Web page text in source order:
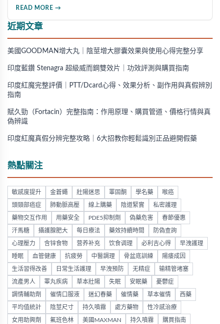
READ MORE →
近期文章
美國GOODMAN增大丸｜陰莖增大膠囊效果與使用心得完整分享
印度藍鑽 Stenagra 超級威而鋼雙效片｜功效評測與購買指南
印度紅魔完整評價｜PTT/Dcard心得、效果分析、副作用與真假辨別
指南
賦久勁（Fortacin）完整指南：作用原理、購買管道、價格行情與真
偽辨識
印度紅魔真假分辨完整攻略｜6大招教你輕鬆識別正品避開假藥
熱點關注
敏感度提升 金蒼蠅 壯陽迷思 睪固酮 學名藥 喉癌
頭頸部癌症 肺動脈高壓 線上購藥 陰道緊實 私密護理
藥物交互作用 用藥安全 PDE5抑制劑 偽藥危害 春節優惠
汗馬糖 攝護腺肥大 每日療法 藥效持續時間 防偽查詢
心理壓力 含锌食物 营养补充 饮食调理 必利吉心得 早洩護理
睡眠 血管健康 抗疲勞 中醫調理 骨盆底訓練 陽痿成因
生活習得改善 日常生活護理 早洩預防 无精症 输精管堵塞
流產男人 睪丸疾病 草本壯陽 失眠 安眠藥 憂鬱症
調情輔助劑 催情口服液 迷幻春藥 催情藥 草本催情 西藥
平均值統計 陰莖尺寸 持久噴霧 處方藥物 性冷感治療
女用助興劑 氟班色林 美國MAXMAN 持久噴霧 購買指南